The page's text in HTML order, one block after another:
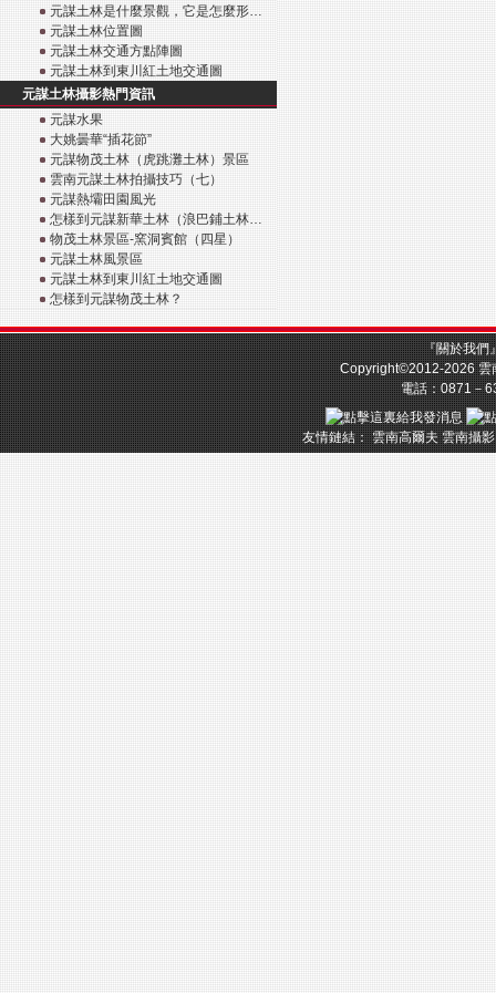
元謀土林是什麼景觀，它是怎麼形…
元謀土林位置圖
元謀土林交通方點陣圖
元謀土林到東川紅土地交通圖
元謀土林攝影熱門資訊
元謀水果
大姚曇華“插花節”
元謀物茂土林（虎跳灘土林）景區
雲南元謀土林拍攝技巧（七）
元謀熱壩田園風光
怎樣到元謀新華土林（浪巴鋪土林…
物茂土林景區-窯洞賓館（四星）
元謀土林風景區
元謀土林到東川紅土地交通圖
怎樣到元謀物茂土林？
『關於我們
Copyright©2012-2026雲
電話：0871－
友情鏈結：雲南高爾夫 雲南攝影